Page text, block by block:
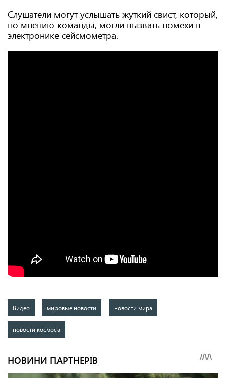
Слушатели могут услышать жуткий свист, который,
по мнению команды, могли вызвать помехи в
электронике сейсмометра.
Видео мировые новости новости мира
новости космоса